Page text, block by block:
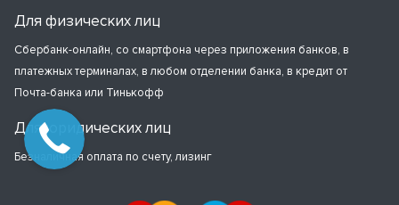
Для физических лиц
Сбербанк-онлайн, со смартфона через приложения банков, в
платежных терминалах, в любом отделении банка, в кредит от
Почта-банка или Тинькофф
Для юридических лиц
Безналичная оплата по счету, лизинг